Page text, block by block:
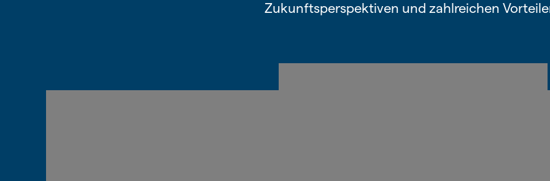
Zukunftsperspektiven und zahlreichen